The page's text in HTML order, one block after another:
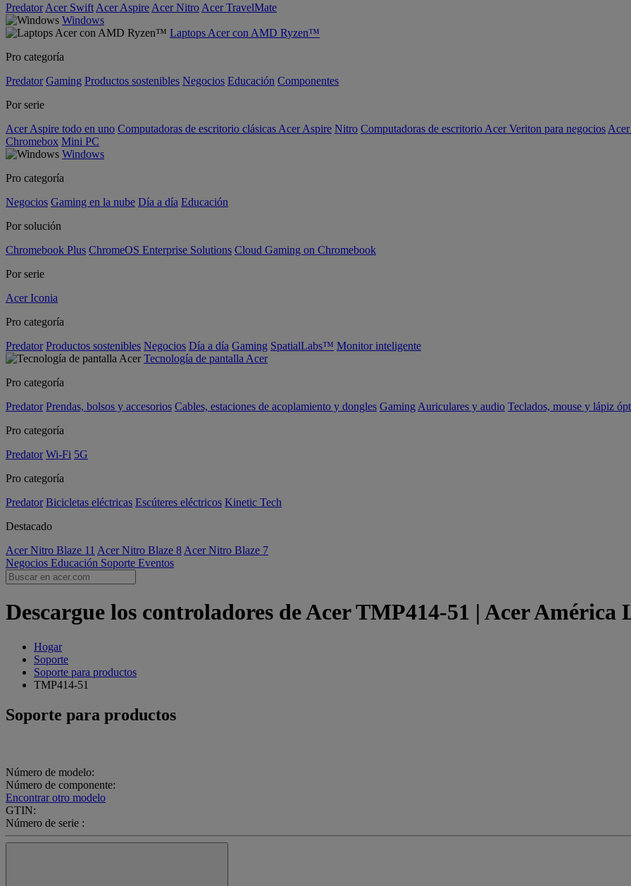
Predator Acer Swift Acer Aspire Acer Nitro Acer TravelMate
Windows
Laptops Acer con AMD Ryzen™
Pro categoría
Predator Gaming Productos sostenibles Negocios Educación Componentes
Por serie
Acer Aspire todo en uno Computadoras de escritorio clásicas Acer Aspire Nitro Computadoras de escritorio Acer Veriton para negocios
Chromebox Mini PC
Windows
Pro categoría
Negocios Gaming en la nube Día a día Educación
Por solución
Chromebook Plus ChromeOS Enterprise Solutions Cloud Gaming on Chromebook
Por serie
Acer Iconia
Pro categoría
Predator Productos sostenibles Negocios Día a día Gaming SpatialLabs™ Monitor inteligente
Tecnología de pantalla Acer
Pro categoría
Predator Prendas, bolsos y accesorios Cables, estaciones de acoplamiento y dongles Gaming Auriculares y audio Teclados, mouse y lápiz
Pro categoría
Predator Wi-Fi 5G
Pro categoría
Predator Bicicletas eléctricas Escúteres eléctricos Kinetic Tech
Destacado
Acer Nitro Blaze 11 Acer Nitro Blaze 8 Acer Nitro Blaze 7
Negocios Educación Soporte Eventos
Descargue los controladores de Acer TMP414-51 | Acer América
Hogar
Soporte
Soporte para productos
TMP414-51
Soporte para productos
Número de modelo:
Número de componente:
Encontrar otro modelo
GTIN:
Número de serie :